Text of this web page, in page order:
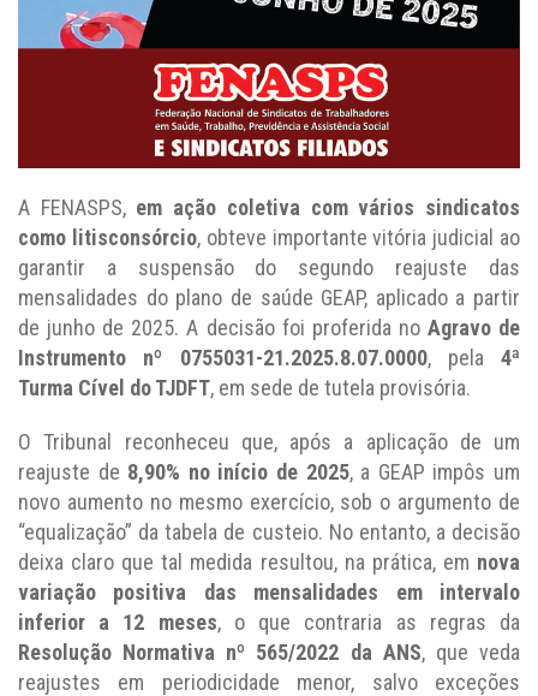
A FENASPS, em ação coletiva com vários sindicatos
como litisconsórcio, obteve importante vitória judicial ao
garantir a suspensão do segundo reajuste das
mensalidades do plano de saúde GEAP, aplicado a partir
de junho de 2025. A decisão foi proferida no Agravo de
Instrumento nº 0755031-21.2025.8.07.0000, pela 4ª
Turma Cível do TJDFT, em sede de tutela provisória.
O Tribunal reconheceu que, após a aplicação de um
reajuste de 8,90% no início de 2025, a GEAP impôs um
novo aumento no mesmo exercício, sob o argumento de
“equalização” da tabela de custeio. No entanto, a decisão
deixa claro que tal medida resultou, na prática, em nova
variação positiva das mensalidades em intervalo
inferior a 12 meses, o que contraria as regras da
Resolução Normativa nº 565/2022 da ANS, que veda
reajustes em periodicidade menor, salvo exceções